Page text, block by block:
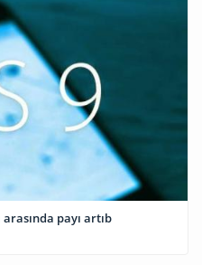
payı artıb